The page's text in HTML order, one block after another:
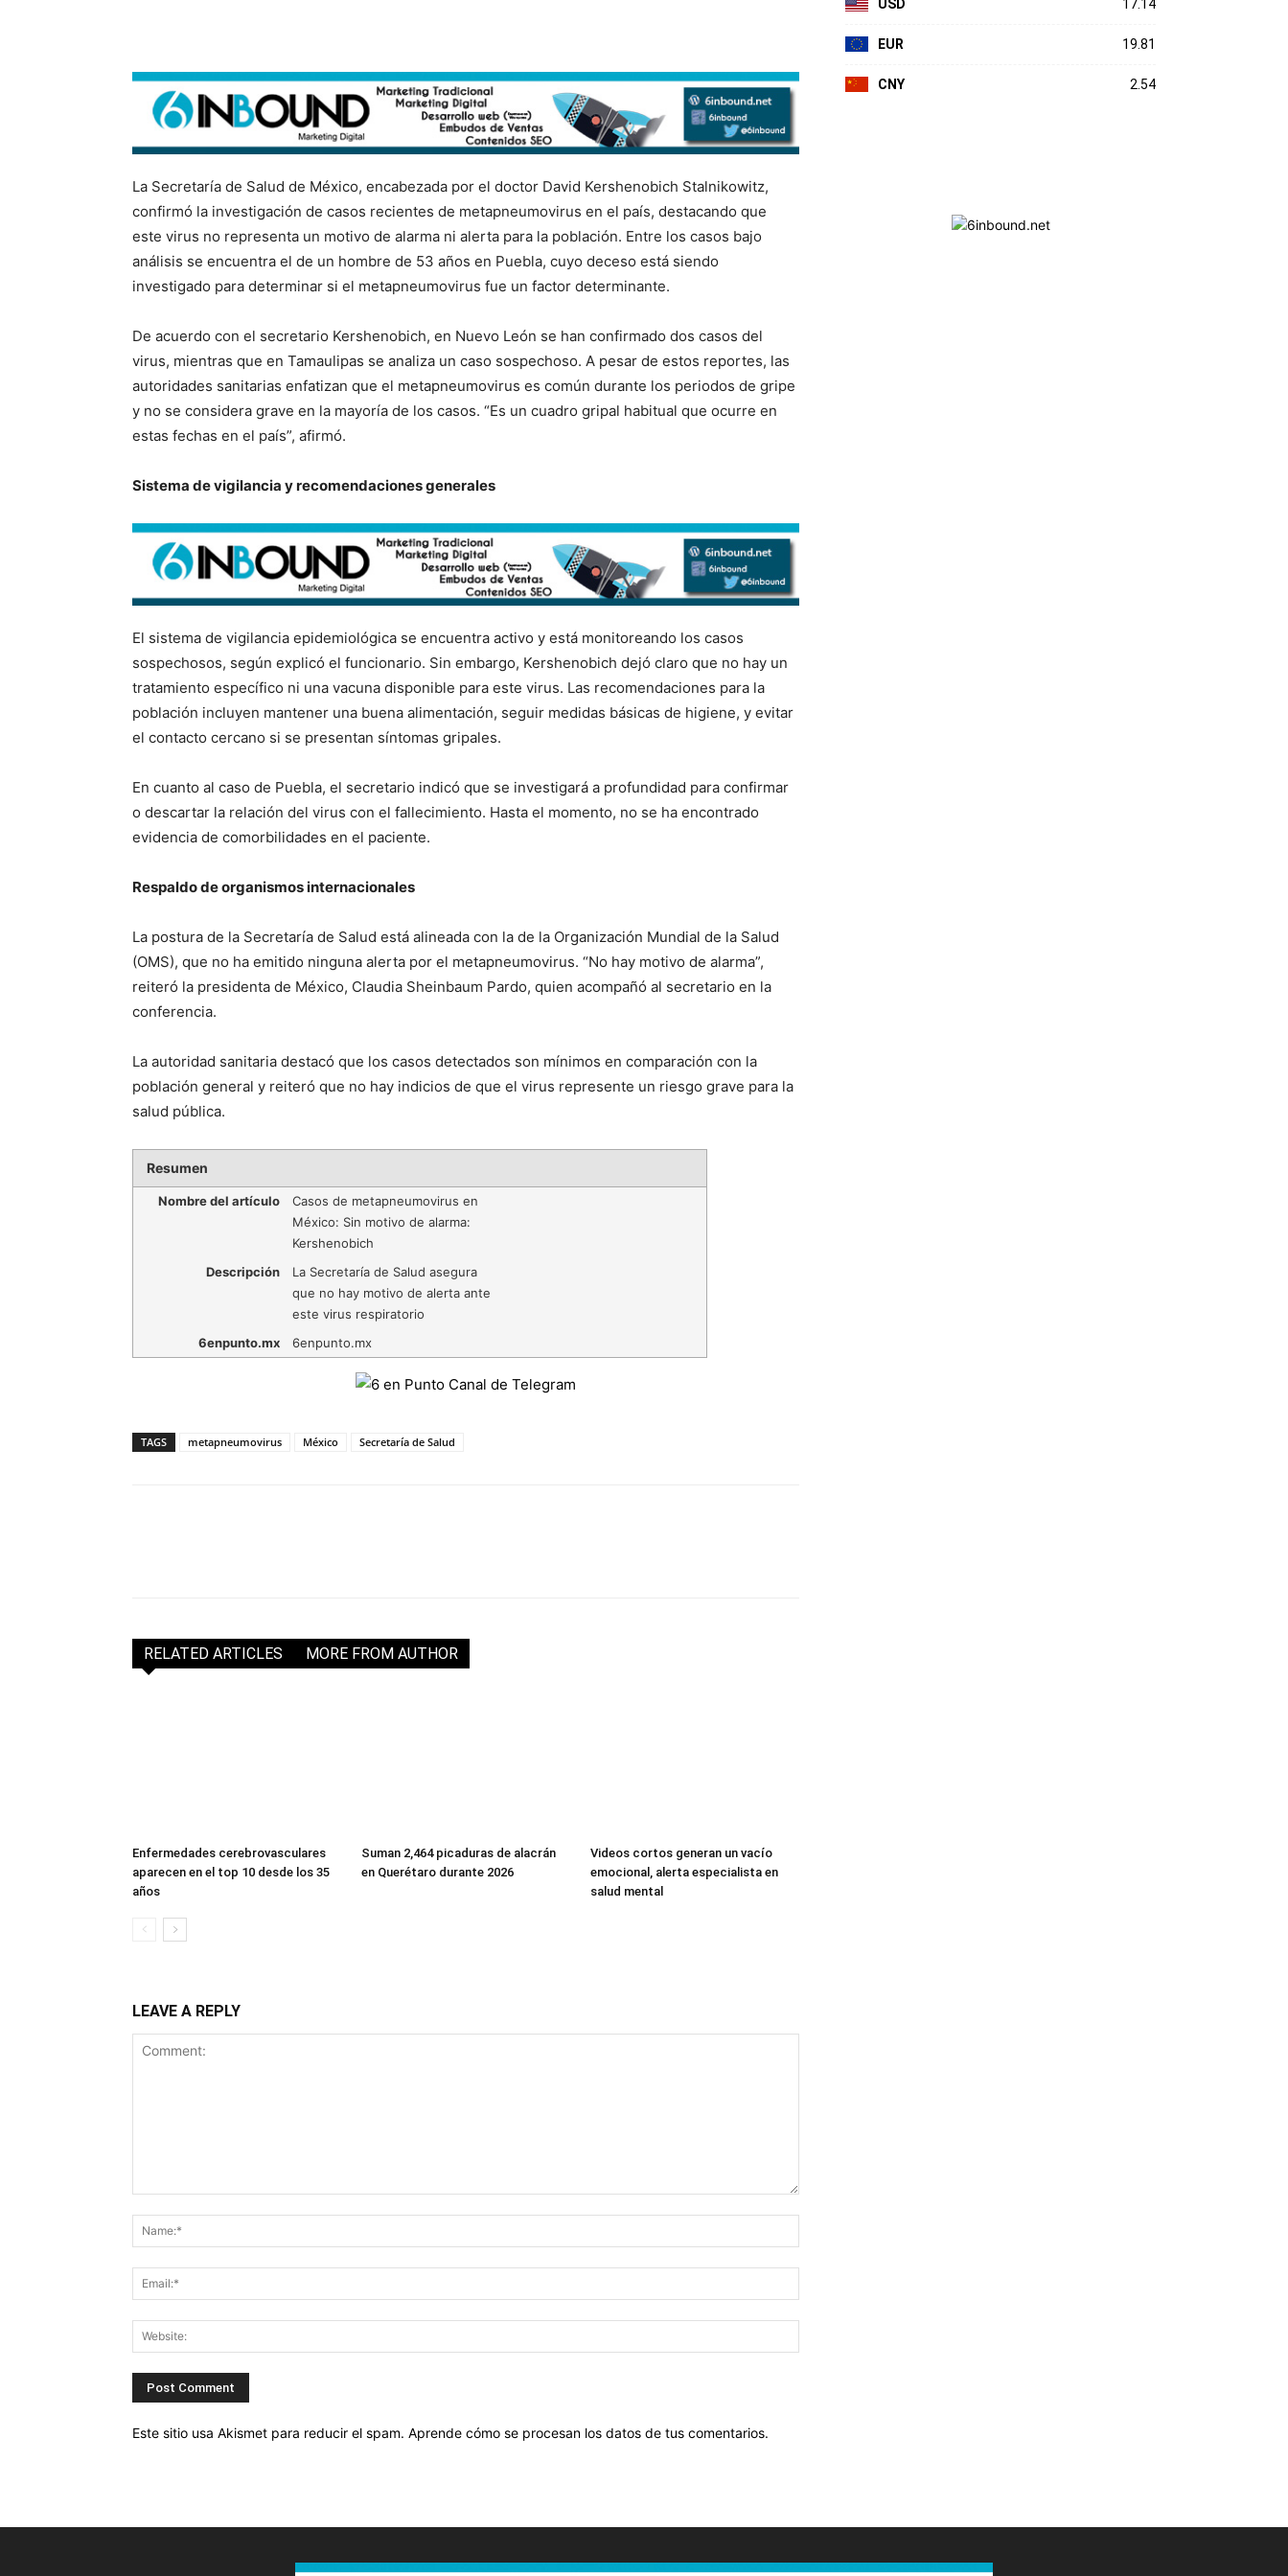
La Secretaría de Salud de México, encabezada por el doctor David Kershenobich Stalnikowitz,
confirmó la investigación de casos recientes de metapneumovirus en el país, destacando que
este virus no representa un motivo de alarma ni alerta para la población. Entre los casos bajo
análisis se encuentra el de un hombre de 53 años en Puebla, cuyo deceso está siendo
investigado para determinar si el metapneumovirus fue un factor determinante.
De acuerdo con el secretario Kershenobich, en Nuevo León se han confirmado dos casos del
virus, mientras que en Tamaulipas se analiza un caso sospechoso. A pesar de estos reportes, las
autoridades sanitarias enfatizan que el metapneumovirus es común durante los periodos de gripe
y no se considera grave en la mayoría de los casos. “Es un cuadro gripal habitual que ocurre en
estas fechas en el país”, afirmó.
Sistema de vigilancia y recomendaciones generales
El sistema de vigilancia epidemiológica se encuentra activo y está monitoreando los casos
sospechosos, según explicó el funcionario. Sin embargo, Kershenobich dejó claro que no hay un
tratamiento específico ni una vacuna disponible para este virus. Las recomendaciones para la
población incluyen mantener una buena alimentación, seguir medidas básicas de higiene, y evitar
el contacto cercano si se presentan síntomas gripales.
En cuanto al caso de Puebla, el secretario indicó que se investigará a profundidad para confirmar
o descartar la relación del virus con el fallecimiento. Hasta el momento, no se ha encontrado
evidencia de comorbilidades en el paciente.
Respaldo de organismos internacionales
La postura de la Secretaría de Salud está alineada con la de la Organización Mundial de la Salud
(OMS), que no ha emitido ninguna alerta por el metapneumovirus. “No hay motivo de alarma”,
reiteró la presidenta de México, Claudia Sheinbaum Pardo, quien acompañó al secretario en la
conferencia.
La autoridad sanitaria destacó que los casos detectados son mínimos en comparación con la
población general y reiteró que no hay indicios de que el virus represente un riesgo grave para la
salud pública.
Resumen
Nombre del artículo
Casos de metapneumovirus en
México: Sin motivo de alarma:
Kershenobich
Descripción
La Secretaría de Salud asegura
que no hay motivo de alerta ante
este virus respiratorio
6enpunto.mx
6enpunto.mx
TAGS metapneumovirus México Secretaría de Salud
RELATED ARTICLES MORE FROM AUTHOR
Enfermedades cerebrovasculares
aparecen en el top 10 desde los 35
años
Suman 2,464 picaduras de alacrán
en Querétaro durante 2026
Videos cortos generan un vacío
emocional, alerta especialista en
salud mental
LEAVE A REPLY
Este sitio usa Akismet para reducir el spam. Aprende cómo se procesan los datos de tus comentarios.
USD 17.14
EUR 19.81
CNY 2.54